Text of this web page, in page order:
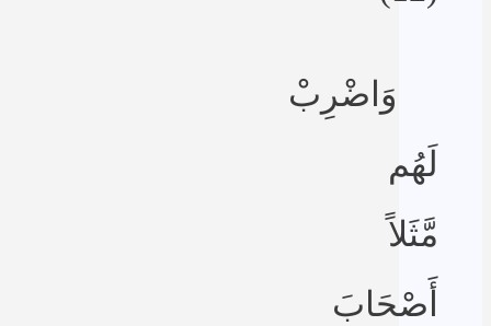
وَاضْرِبْ
لَهُم
مَّثَلاً
أَصْحَابَ